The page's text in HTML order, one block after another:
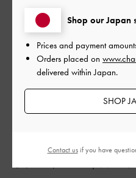
ご利用者様
クロエさんのレ
Shop our Japan
Prices and payment
Orders placed on
delivered within Japan.
SHOP
Contact usif you have